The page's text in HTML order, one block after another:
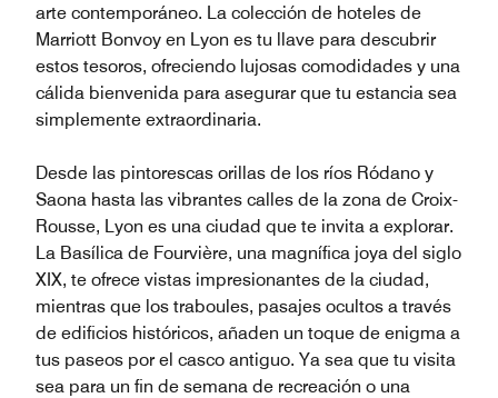
arte contemporáneo. La colección de hoteles de
Marriott Bonvoy en Lyon es tu llave para descubrir
estos tesoros, ofreciendo lujosas comodidades y una
cálida bienvenida para asegurar que tu estancia sea
simplemente extraordinaria.
Desde las pintorescas orillas de los ríos Ródano y
Saona hasta las vibrantes calles de la zona de Croix-
Rousse, Lyon es una ciudad que te invita a explorar.
La Basílica de Fourvière, una magnífica joya del siglo
XIX, te ofrece vistas impresionantes de la ciudad,
mientras que los traboules, pasajes ocultos a través
de edificios históricos, añaden un toque de enigma a
tus paseos por el casco antiguo. Ya sea que tu visita
sea para un fin de semana de recreación o una